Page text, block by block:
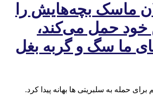
ماسک بچه‌هایش را
حمل می‌کند،
ما سگ و گربه بغل
برای حمله به سلبریتی ها بهانه پیدا کرد.